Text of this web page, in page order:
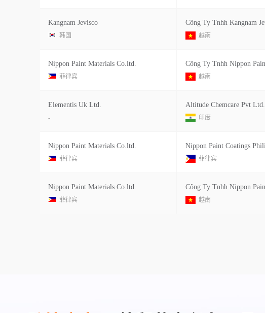
Kangnam Jevisco
韩国 越南
Nippon Paint Materials Co.ltd.
菲律宾 越南
Elementis Uk Ltd.
-
Altitude Chemcare Pvt Ltd.
印度
Nippon Paint Materials Co.ltd.
菲律宾 菲律宾
Nippon Paint Materials Co.ltd.
菲律宾 越南